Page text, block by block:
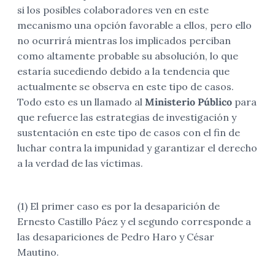
si los posibles colaboradores ven en este
mecanismo una opción favorable a ellos, pero ello
no ocurrirá mientras los implicados perciban
como altamente probable su absolución, lo que
estaría sucediendo debido a la tendencia que
actualmente se observa en este tipo de casos.
Todo esto es un llamado al Ministerio Público para
que refuerce las estrategias de investigación y
sustentación en este tipo de casos con el fin de
luchar contra la impunidad y garantizar el derecho
a la verdad de las víctimas.
(1) El primer caso es por la desaparición de
Ernesto Castillo Páez y el segundo corresponde a
las desapariciones de Pedro Haro y César
Mautino.